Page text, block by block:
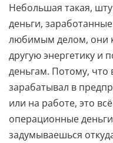
Небольшая такая,
деньги,
любимым делом, они
другую энергетику и
деньгам. Потому, что
зарабатывал в
или на работе, это
операционные
задумываешься